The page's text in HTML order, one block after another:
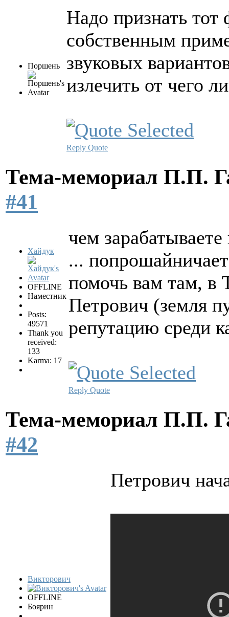
Поршень
Надо признать тот
собственным
звуковых
излечить от чего
Reply Quote
Тема-мемориал П.П.
#41
Хайдук
OFFLINE
Наместник
Posts:
49571
Thank you
received:
133
Karma: 17
чем
...
помочь вам там, в
Петрович (земля
репутацию среди
Reply Quote
Тема-мемориал П.П.
#42
Викторович
OFFLINE
Боярин
Петрович